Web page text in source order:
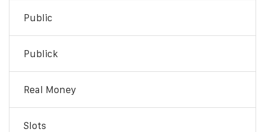
Public
Publick
Real Money
Slots